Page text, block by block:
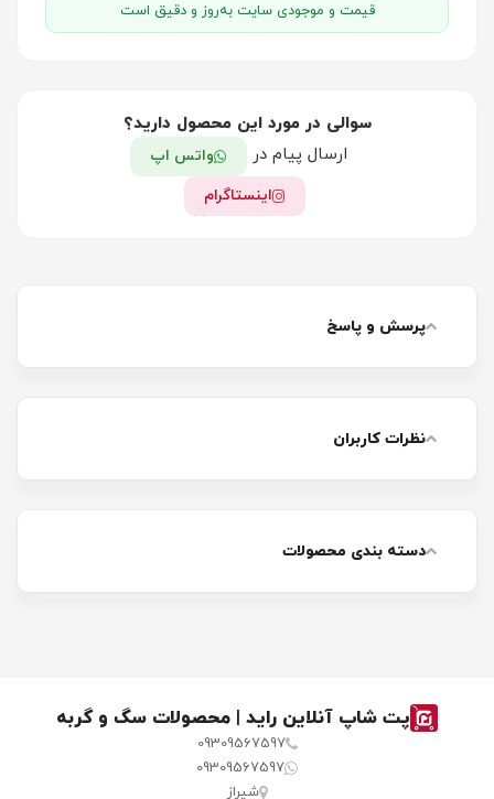
قیمت و موجودی سایت به‌روز و دقیق است
سوالی در مورد این محصول دارید؟
ارسال پیام در
واتس اپ
اینستاگرام
پرسش و پاسخ
نظرات کاربران
دسته بندی محصولات
پت شاپ آنلاین راید | محصولات سگ و گربه
09309567597
09309567597
شیراز